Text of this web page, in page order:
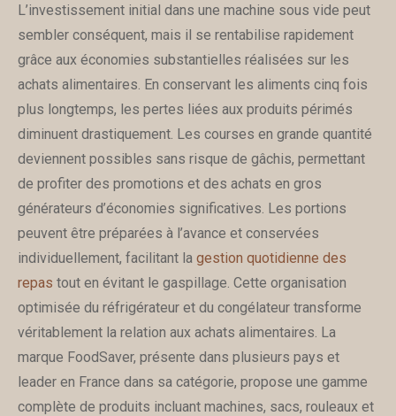
L’investissement initial dans une machine sous vide peut
sembler conséquent, mais il se rentabilise rapidement
grâce aux économies substantielles réalisées sur les
achats alimentaires. En conservant les aliments cinq fois
plus longtemps, les pertes liées aux produits périmés
diminuent drastiquement. Les courses en grande quantité
deviennent possibles sans risque de gâchis, permettant
de profiter des promotions et des achats en gros
générateurs d’économies significatives. Les portions
peuvent être préparées à l’avance et conservées
individuellement, facilitant la gestion quotidienne des
repas tout en évitant le gaspillage. Cette organisation
optimisée du réfrigérateur et du congélateur transforme
véritablement la relation aux achats alimentaires. La
marque FoodSaver, présente dans plusieurs pays et
leader en France dans sa catégorie, propose une gamme
complète de produits incluant machines, sacs, rouleaux et